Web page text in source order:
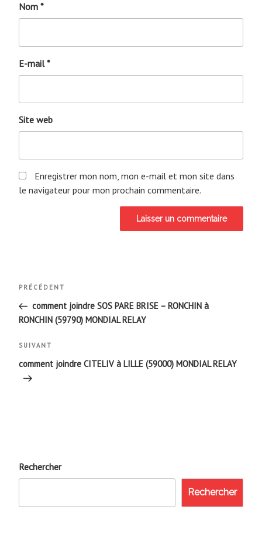
Nom *
E-mail*
Site web
Enregistrer mon nom, mon e-mail et mon site dans
le navigateur pour mon prochain commentaire.
Navigation
de
l’article
Article
précédent
PRÉCÉDENT
comment joindre SOS PARE BRISE – RONCHIN à
RONCHIN (59790) MONDIAL RELAY
Article
suivant
SUIVANT
comment joindre CITELIV à LILLE (59000) MONDIAL RELAY
Rechercher
Rechercher